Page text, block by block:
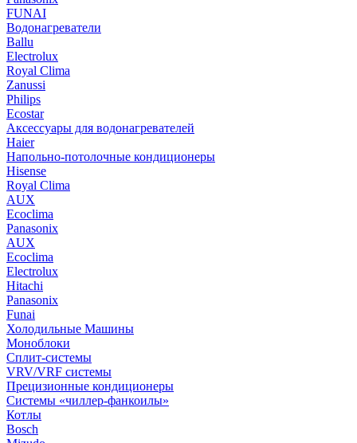
FUNAI
Водонагреватели
Ballu
Electrolux
Royal Clima
Zanussi
Philips
Ecostar
Аксессуары для водонагревателей
Haier
Напольно-потолочные кондиционеры
Hisense
Royal Clima
AUX
Ecoclima
Panasonix
AUX
Ecoclima
Electrolux
Hitachi
Panasonix
Funai
Холодильные Машины
Моноблоки
Сплит-системы
VRV/VRF системы
Прецизионные кондиционеры
Системы «чиллер-фанкоилы»
Котлы
Bosch